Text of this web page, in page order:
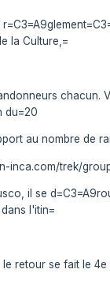
la Culture,=
chacun.
du=20
au nombre de
inca.com/trek/
il se
l'itin=
retour se fait le 4e